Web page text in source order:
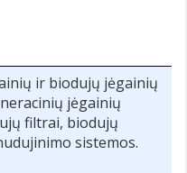
ir biodujų jėgainių
jėgainių
filtrai, biodujų
sistemos.